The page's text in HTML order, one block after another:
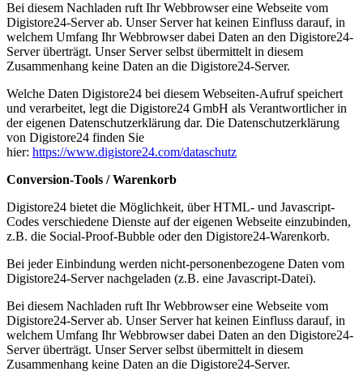
Bei diesem Nachladen ruft Ihr Webbrowser eine Webseite vom
Digistore24-Server ab. Unser Server hat keinen Einfluss darauf, in
welchem Umfang Ihr Webbrowser dabei Daten an den Digistore24-
Server überträgt. Unser Server selbst übermittelt in diesem
Zusammenhang keine Daten an die Digistore24-Server.
Welche Daten Digistore24 bei diesem Webseiten-Aufruf speichert
und verarbeitet, legt die Digistore24 GmbH als Verantwortlicher in
der eigenen Datenschutzerklärung dar. Die Datenschutzerklärung
von Digistore24 finden Sie
hier: https://www.digistore24.com/dataschutz
Conversion-Tools / Warenkorb
Digistore24 bietet die Möglichkeit, über HTML- und Javascript-
Codes verschiedene Dienste auf der eigenen Webseite einzubinden,
z.B. die Social-Proof-Bubble oder den Digistore24-Warenkorb.
Bei jeder Einbindung werden nicht-personenbezogene Daten vom
Digistore24-Server nachgeladen (z.B. eine Javascript-Datei).
Bei diesem Nachladen ruft Ihr Webbrowser eine Webseite vom
Digistore24-Server ab. Unser Server hat keinen Einfluss darauf, in
welchem Umfang Ihr Webbrowser dabei Daten an den Digistore24-
Server überträgt. Unser Server selbst übermittelt in diesem
Zusammenhang keine Daten an die Digistore24-Server.